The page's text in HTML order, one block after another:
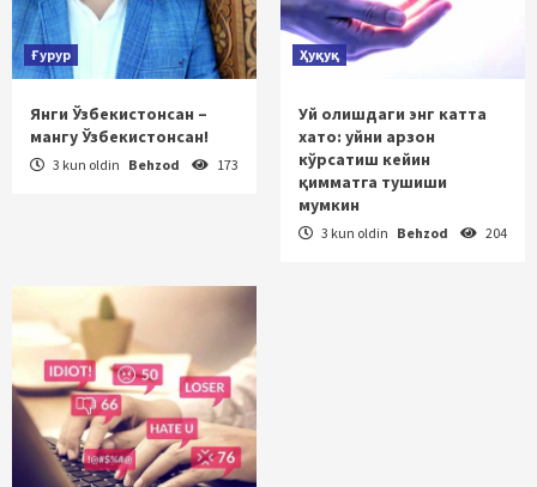
Ғурур
Янги Ўзбекистонсан –
мангу Ўзбекистонсан!
3 kun oldin Behzod 173
Ҳуқуқ
Уй олишдаги энг катта
хато: уйни арзон
кўрсатиш кейин
қимматга тушиши
мумкин
3 kun oldin Behzod 204